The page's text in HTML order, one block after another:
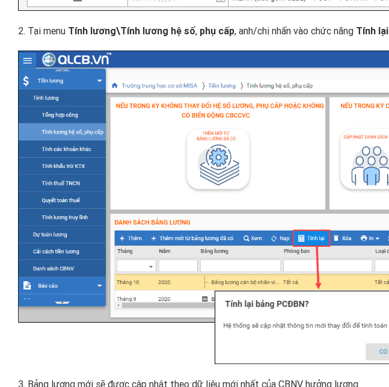
2. Tại menu Tính lương\Tính lương hệ số, phụ cấp, anh/chị nhấn vào chức năng Tính lại
3. Bảng lương mới sẽ được cập nhật theo dữ liệu mới nhất của CBNV hưởng lương.